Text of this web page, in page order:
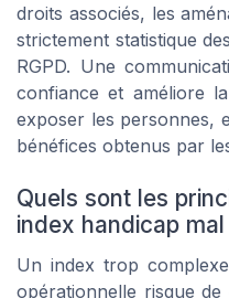
droits associés, les
strictement statistique
RGPD. Une
confiance et améliore
exposer les personnes,
bénéfices obtenus par
Quels sont les
index handicap
Un index trop
opérationnelle risque